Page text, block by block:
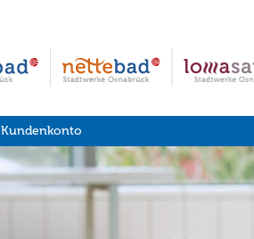
Kundenkonto